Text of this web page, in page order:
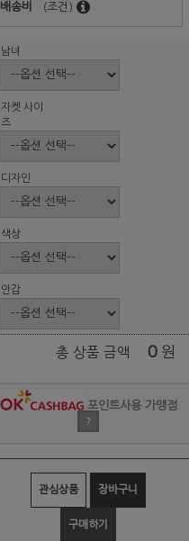
배송비 (조건)
남녀
자켓 사이
즈
디자인
색상
안감
총 상품 금액 0 원
포인트사용 가맹점
?
관심상품 장바구니
구매하기